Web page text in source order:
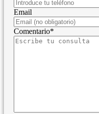
Email
Comentario*